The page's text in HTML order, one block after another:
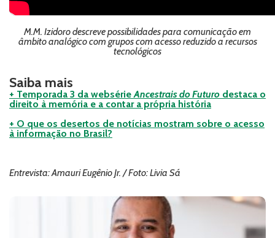
M.M. Izidoro descreve possibilidades para comunicação em
âmbito analógico com grupos com acesso reduzido a recursos
tecnológicos
Saiba mais
+ Temporada 3 da websérieAncestrais do Futuro destaca o
direito à memória e a contar a própria história
+ O que os desertos de notícias mostram sobre o acesso
à informação no Brasil?
Entrevista: Amauri Eugênio Jr. / Foto: Livia Sá